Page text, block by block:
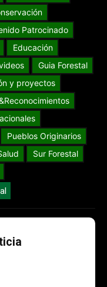
Patrocinado
Educación
Guia Forestal
y proyectos
Pueblos Originarios
Sur Forestal